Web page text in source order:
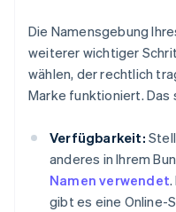
Die Namensgebung
weiterer wichtiger
wählen, der rechtlich
Marke funktioniert. Das
Verfügbarkeit:
anderes in Ihrem
Namen verwendet
gibt es eine Online-